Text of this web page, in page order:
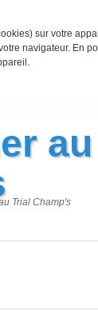
sur votre
navigateur. En
Trial Champ's